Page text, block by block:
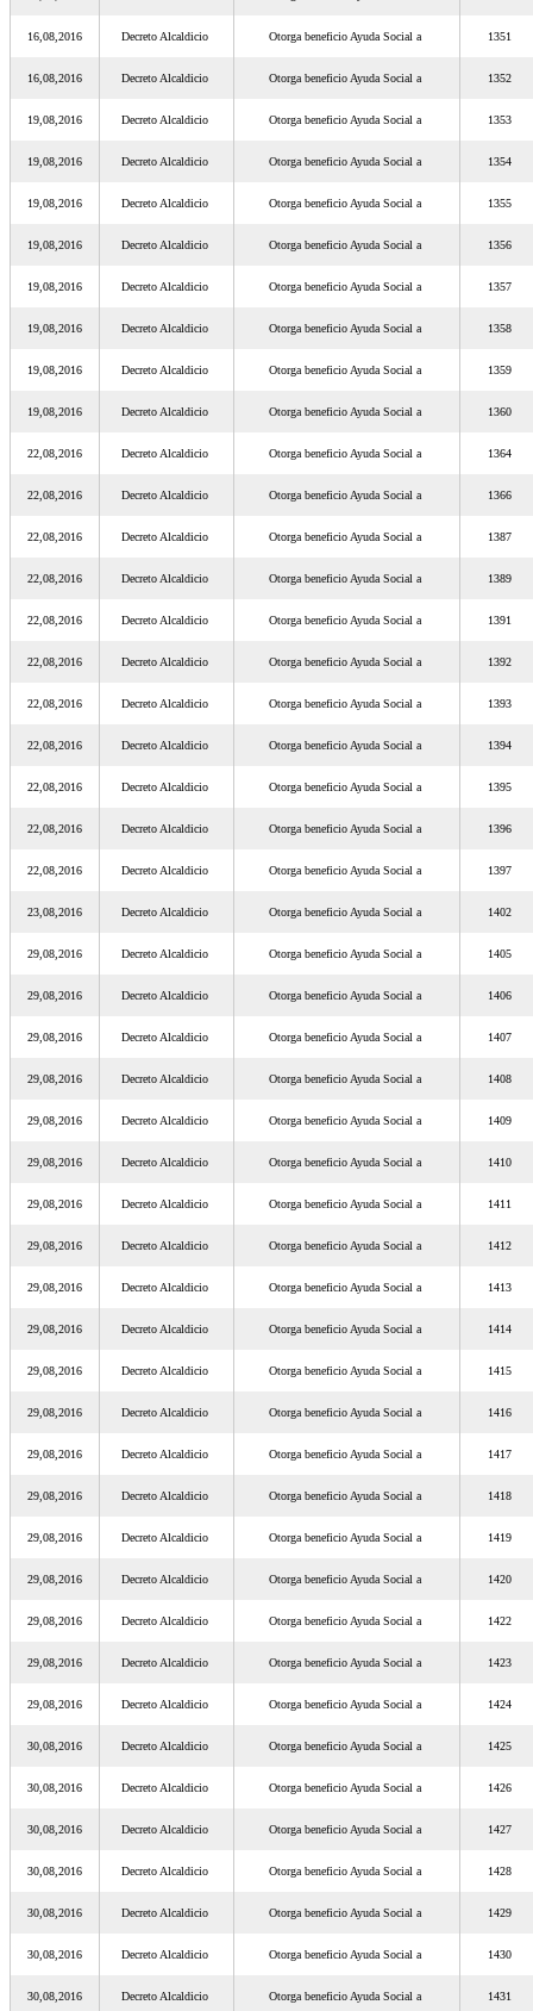
16,08,2016 Decreto Alcaldicio Otorga beneficio Ayuda Social a 1351
16,08,2016 Decreto Alcaldicio Otorga beneficio Ayuda Social a 1352
19,08,2016 Decreto Alcaldicio Otorga beneficio Ayuda Social a 1353
19,08,2016 Decreto Alcaldicio Otorga beneficio Ayuda Social a 1354
19,08,2016 Decreto Alcaldicio Otorga beneficio Ayuda Social a 1355
19,08,2016 Decreto Alcaldicio Otorga beneficio Ayuda Social a 1356
19,08,2016 Decreto Alcaldicio Otorga beneficio Ayuda Social a 1357
19,08,2016 Decreto Alcaldicio Otorga beneficio Ayuda Social a 1358
19,08,2016 Decreto Alcaldicio Otorga beneficio Ayuda Social a 1359
19,08,2016 Decreto Alcaldicio Otorga beneficio Ayuda Social a 1360
22,08,2016 Decreto Alcaldicio Otorga beneficio Ayuda Social a 1364
22,08,2016 Decreto Alcaldicio Otorga beneficio Ayuda Social a 1366
22,08,2016 Decreto Alcaldicio Otorga beneficio Ayuda Social a 1387
22,08,2016 Decreto Alcaldicio Otorga beneficio Ayuda Social a 1389
22,08,2016 Decreto Alcaldicio Otorga beneficio Ayuda Social a 1391
22,08,2016 Decreto Alcaldicio Otorga beneficio Ayuda Social a 1392
22,08,2016 Decreto Alcaldicio Otorga beneficio Ayuda Social a 1393
22,08,2016 Decreto Alcaldicio Otorga beneficio Ayuda Social a 1394
22,08,2016 Decreto Alcaldicio Otorga beneficio Ayuda Social a 1395
22,08,2016 Decreto Alcaldicio Otorga beneficio Ayuda Social a 1396
22,08,2016 Decreto Alcaldicio Otorga beneficio Ayuda Social a 1397
23,08,2016 Decreto Alcaldicio Otorga beneficio Ayuda Social a 1402
29,08,2016 Decreto Alcaldicio Otorga beneficio Ayuda Social a 1405
29,08,2016 Decreto Alcaldicio Otorga beneficio Ayuda Social a 1406
29,08,2016 Decreto Alcaldicio Otorga beneficio Ayuda Social a 1407
29,08,2016 Decreto Alcaldicio Otorga beneficio Ayuda Social a 1408
29,08,2016 Decreto Alcaldicio Otorga beneficio Ayuda Social a 1409
29,08,2016 Decreto Alcaldicio Otorga beneficio Ayuda Social a 1410
29,08,2016 Decreto Alcaldicio Otorga beneficio Ayuda Social a 1411
29,08,2016 Decreto Alcaldicio Otorga beneficio Ayuda Social a 1412
29,08,2016 Decreto Alcaldicio Otorga beneficio Ayuda Social a 1413
29,08,2016 Decreto Alcaldicio Otorga beneficio Ayuda Social a 1414
29,08,2016 Decreto Alcaldicio Otorga beneficio Ayuda Social a 1415
29,08,2016 Decreto Alcaldicio Otorga beneficio Ayuda Social a 1416
29,08,2016 Decreto Alcaldicio Otorga beneficio Ayuda Social a 1417
29,08,2016 Decreto Alcaldicio Otorga beneficio Ayuda Social a 1418
29,08,2016 Decreto Alcaldicio Otorga beneficio Ayuda Social a 1419
29,08,2016 Decreto Alcaldicio Otorga beneficio Ayuda Social a 1420
29,08,2016 Decreto Alcaldicio Otorga beneficio Ayuda Social a 1422
29,08,2016 Decreto Alcaldicio Otorga beneficio Ayuda Social a 1423
29,08,2016 Decreto Alcaldicio Otorga beneficio Ayuda Social a 1424
30,08,2016 Decreto Alcaldicio Otorga beneficio Ayuda Social a 1425
30,08,2016 Decreto Alcaldicio Otorga beneficio Ayuda Social a 1426
30,08,2016 Decreto Alcaldicio Otorga beneficio Ayuda Social a 1427
30,08,2016 Decreto Alcaldicio Otorga beneficio Ayuda Social a 1428
30,08,2016 Decreto Alcaldicio Otorga beneficio Ayuda Social a 1429
30,08,2016 Decreto Alcaldicio Otorga beneficio Ayuda Social a 1430
30,08,2016 Decreto Alcaldicio Otorga beneficio Ayuda Social a 1431